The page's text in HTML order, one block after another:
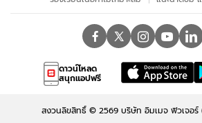
ดาวน์โหลด
สนุกแอปฟรี
สงวนลิขสิทธิ์ © 2569บริษัท อิมเมจ ฟิวเจอร์